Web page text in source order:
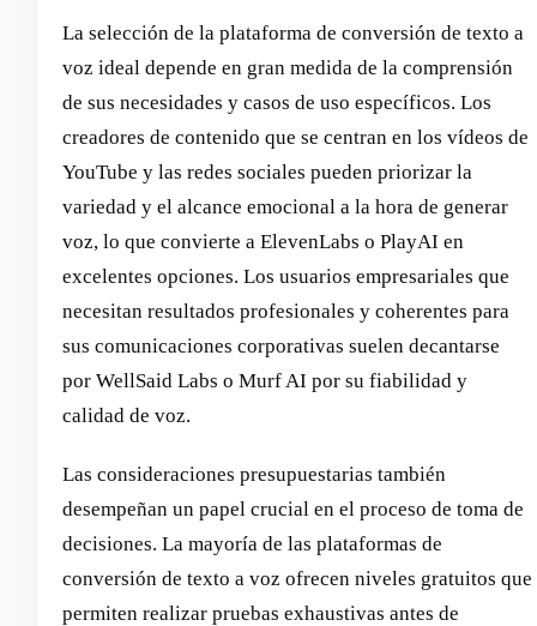
La selección de la plataforma de conversión de texto a
voz ideal depende en gran medida de la comprensión
de sus necesidades y casos de uso específicos. Los
creadores de contenido que se centran en los vídeos de
YouTube y las redes sociales pueden priorizar la
variedad y el alcance emocional a la hora de generar
voz, lo que convierte a ElevenLabs o PlayAI en
excelentes opciones. Los usuarios empresariales que
necesitan resultados profesionales y coherentes para
sus comunicaciones corporativas suelen decantarse
por WellSaid Labs o Murf AI por su fiabilidad y
calidad de voz.
Las consideraciones presupuestarias también
desempeñan un papel crucial en el proceso de toma de
decisiones. La mayoría de las plataformas de
conversión de texto a voz ofrecen niveles gratuitos que
permiten realizar pruebas exhaustivas antes de